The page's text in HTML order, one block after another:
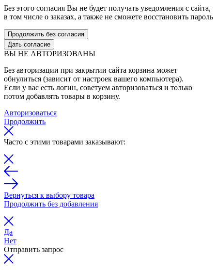
Без этого согласия Вы не будет получать уведомления с сайта,
в том числе о заказах, а также не сможете восстановить пароль
Продолжить без согласия
Дать согласие
ВЫ НЕ АВТОРИЗОВАНЫ
Без авторизации при закрытии сайта корзина может
обнулиться (зависит от настроек вашего компьютера).
Если у вас есть логин, советуем авторизоваться и только
потом добавлять товары в корзину.
Авторизоваться
Продолжить
Часто с этими товарами заказывают:
Вернуться к выбору товара
Продолжить без добавления
Да
Нет
Отправить запрос